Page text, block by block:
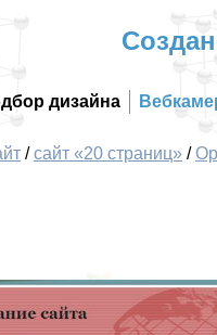
дизайна
/сайт «20 страниц» /